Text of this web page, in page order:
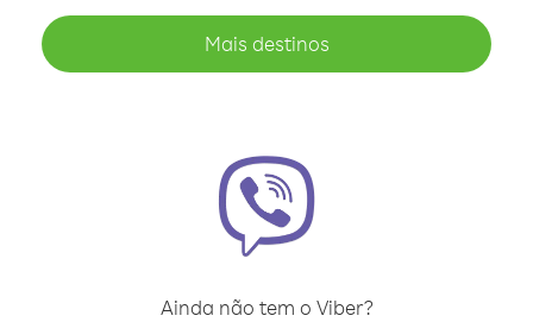
Mais destinos
Ainda não tem o Viber?